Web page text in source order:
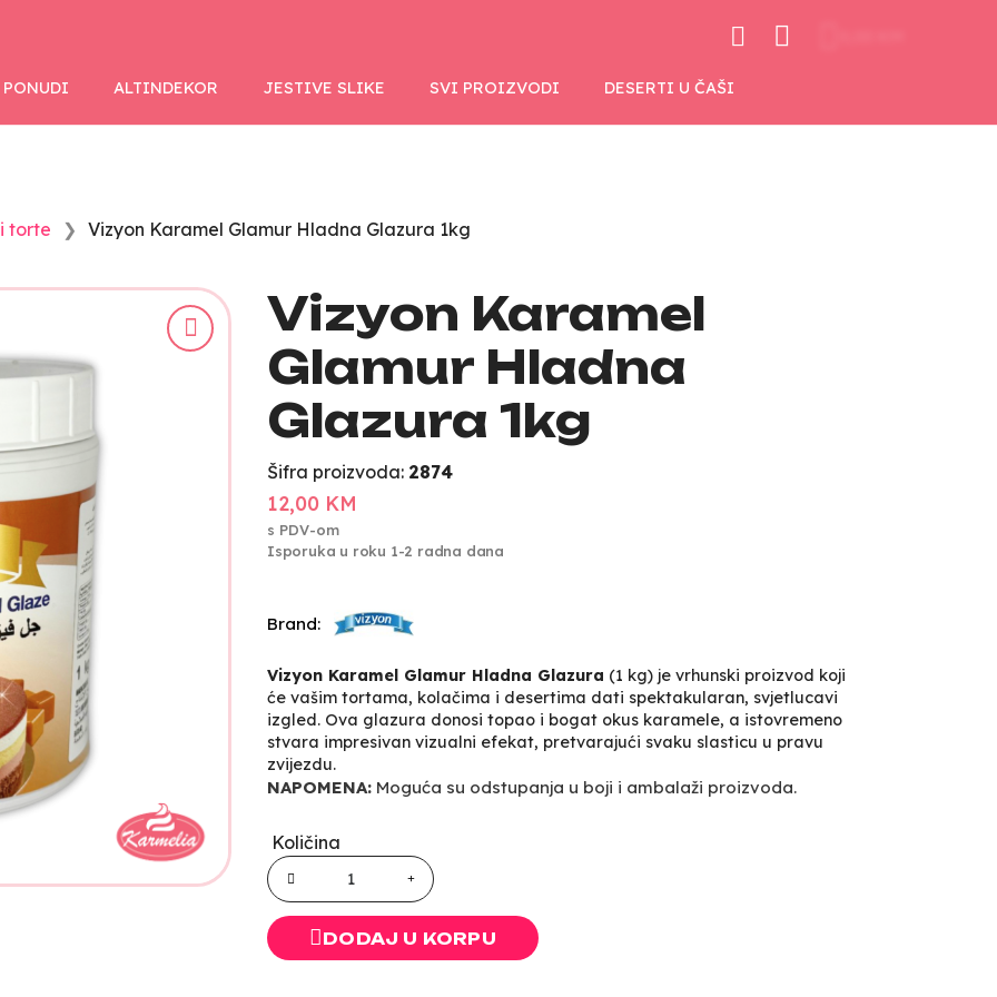
ALTINDEKOR JESTIVE SLIKE SVI PROIZVODI DESERTI U ČAŠI
torte Vizyon Karamel Glamur Hladna Glazura 1kg
Vizyon Karamel
Glamur Hladna
Glazura 1kg
Šifra proizvoda: 2874
12,00 KM
s PDV-om
Isporuka u roku 1-2 radna dana
Brand:
Vizyon Karamel Glamur Hladna Glazura (1 kg) je vrhunski proizvod koji
će vašim tortama, kolačima i desertima dati spektakularan, svjetlucavi
izgled. Ova glazura donosi topao i bogat okus karamele, a istovremeno
stvara impresivan vizualni efekat, pretvarajući svaku slasticu u pravu
zvijezdu.
NAPOMENA: Moguća su odstupanja u boji i ambalaži proizvoda.
Količina
DODAJ U KORPU